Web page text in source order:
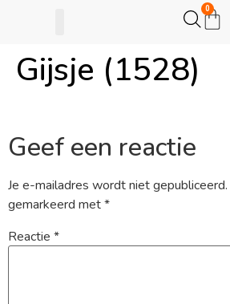
0
Gijsje (1528)
Geef een reactie
Je e-mailadres wordt niet gepubliceerd.
gemarkeerd met*
Reactie *